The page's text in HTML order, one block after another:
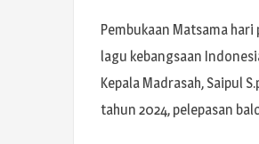
Pembukaan Matsama
lagu kebangsaan
Kepala Madrasah, Saipul
tahun 2024, pelepasan